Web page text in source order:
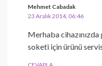
Mehmet Cabadak
23 Aralık 2014, 06:46
Merhaba
soketi için ürünü